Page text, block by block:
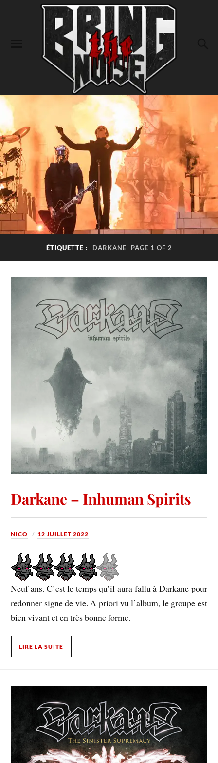
ÉTIQUETTE : DARKANE PAGE 1 OF 2
Darkane – Inhuman Spirits
NICO 12 JUILLET 2022
Neuf ans. C’est le temps qu’il aura fallu à Darkane pour
redonner signe de vie. A priori vu l’album, le groupe est
bien vivant et en très bonne forme.
LIRE LA SUITE